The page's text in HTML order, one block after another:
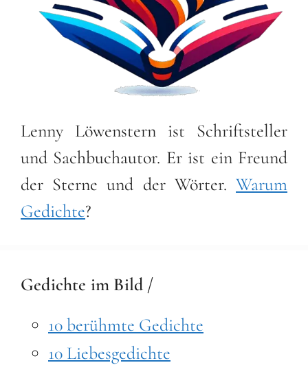
Lenny Löwenstern ist Schriftsteller
und Sachbuchautor. Er ist ein Freund
der Sterne und der Wörter. Warum
Gedichte?
Gedichte im Bild /
10 berühmte Gedichte
10 Liebesgedichte